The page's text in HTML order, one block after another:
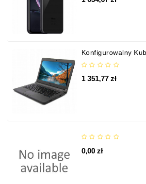
Konfigurowalny
1 351,77 zł
0,00 zł